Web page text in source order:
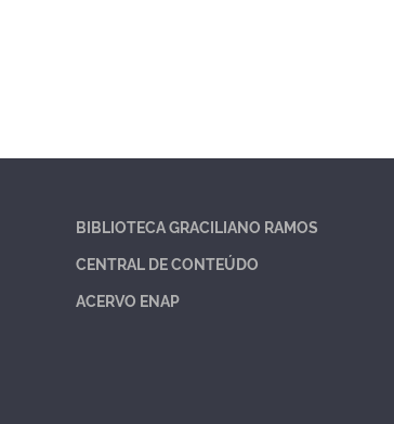
BIBLIOTECA GRACILIANO RAMOS
CENTRAL DE CONTEÚDO
ACERVO ENAP